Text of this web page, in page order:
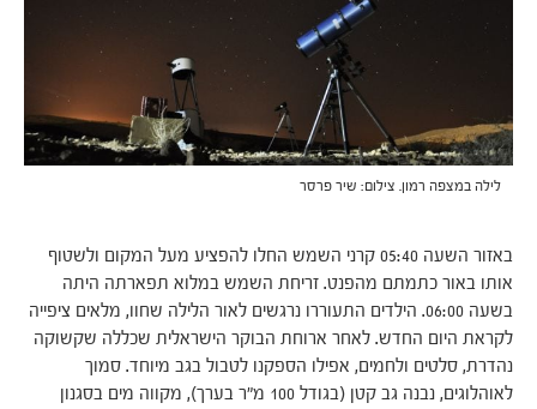
לילה במצפה רמון. צילום: שיר פרסר
באזור השעה 05:40 קרני השמש החלו להפציע מעל המקום ולשטוף
אותו באור כתמתם מהפנט. זריחת השמש במלוא תפארתה היתה
בשעה 06:00. הילדים התעוררו נרגשים לאור הלילה שחוו, מלאים ציפייה
לקראת היום החדש. לאחר ארוחת הבוקר הישראלית שכללה שקשוקה
נהדרת, סלטים ולחמים, אפילו הספקנו לטבול בגב מיוחד. סמוך
לאוהלוגים, נבנה גב קטן (בגודל 100 מ"ר בערך), מקווה מים בסגנון